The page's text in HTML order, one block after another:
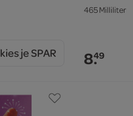
kies je SPAR
465 Milliliter
8.49